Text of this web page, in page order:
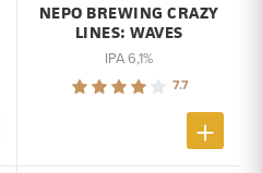
NEPO BREWING CRAZY
LINES: WAVES
IPA 6,1%
7.7